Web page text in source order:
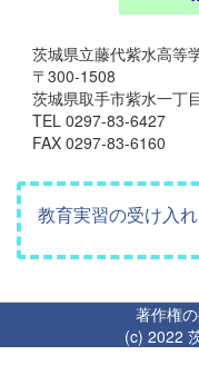
茨城県立藤代紫水高等
〒300-1508
茨城県取手市紫水一丁
TEL 0297-83-6427
FAX 0297-83-6160
教育実習の受け入
著作権
(c) 2022